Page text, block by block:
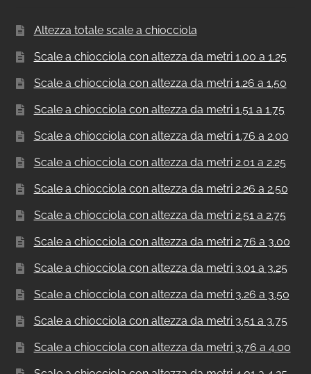
Altezza totale scale a chiocciola
Scale a chiocciola con altezza da metri 1.00 a 1.25
Scale a chiocciola con altezza da metri 1.26 a 1.50
Scale a chiocciola con altezza da metri 1.51 a 1.75
Scale a chiocciola con altezza da metri 1.76 a 2.00
Scale a chiocciola con altezza da metri 2.01 a 2.25
Scale a chiocciola con altezza da metri 2.26 a 2.50
Scale a chiocciola con altezza da metri 2.51 a 2.75
Scale a chiocciola con altezza da metri 2.76 a 3.00
Scale a chiocciola con altezza da metri 3.01 a 3.25
Scale a chiocciola con altezza da metri 3.26 a 3.50
Scale a chiocciola con altezza da metri 3.51 a 3.75
Scale a chiocciola con altezza da metri 3.76 a 4.00